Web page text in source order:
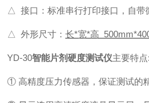
△ 接口：标准串行打印接口，自带
△ 外形尺寸： 长*宽*高
YD-30智能片剂硬度测试仪主要特点:
① 高精度压力传感器，保证测试的